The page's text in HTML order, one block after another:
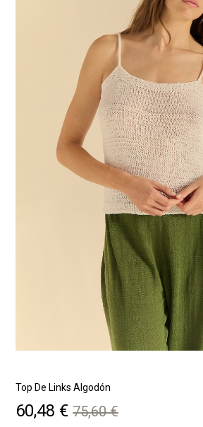
Top De Links Algodón
Precio
60,48 € Precio
75,60 €